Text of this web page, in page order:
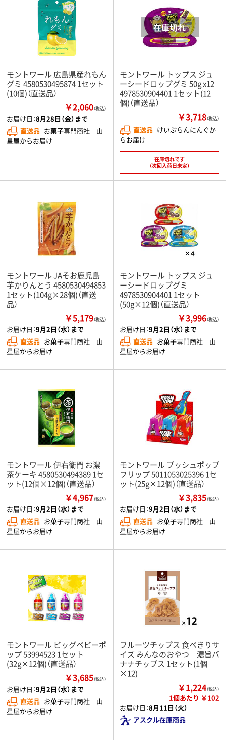
モントワール 広島県産れもん
グミ 4580530495874 1セット
(10個)（直送品）
￥2,060（税込）
お届け日：8月28日（金）まで
直送品 お菓子専門商社 山
星屋からお届け
モントワール トップス ジュ
ーシードロップグミ 50g x12
4978530904401 1セット(12
個)（直送品）
￥3,718（税込）
直送品 けいぷらんにんぐか
らお届け
在庫切れです
（次回入荷日未定）
モントワール JAそお鹿児島
芋かりんとう 4580530494853
1セット(104g×28個)（直送
品）
￥5,179（税込）
お届け日：9月2日（水）まで
直送品 お菓子専門商社 山
星屋からお届け
モントワール トップス ジュ
ーシードロップグミ
4978530904401 1セット
(50g×12個)（直送品）
￥3,996（税込）
お届け日：9月2日（水）まで
直送品 お菓子専門商社 山
星屋からお届け
モントワール 伊右衛門 お濃
茶ケーキ 4580530494389 1セ
ット(12個×12個)（直送品）
￥4,967（税込）
お届け日：9月2日（水）まで
直送品 お菓子専門商社 山
星屋からお届け
モントワール プッシュポップ
フリップ 5011053025396 1セ
ット(25g×12個)（直送品）
￥3,835（税込）
お届け日：9月2日（水）まで
直送品 お菓子専門商社 山
星屋からお届け
モントワール ビッグベビーポ
ップ 53994523 1セット
(32g×12個)（直送品）
￥3,685（税込）
お届け日：9月2日（水）まで
直送品 お菓子専門商社 山
星屋からお届け
フルーツチップス 食べきりサ
イズ みんなのおやつ 濃旨バ
ナナチップス 1セット(1個
×12)
￥1,224（税込）
1個あたり ￥102
お届け日：8月11日（火）
アスクル在庫商品